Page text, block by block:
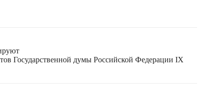
Государственной думы Российской Федерации IX